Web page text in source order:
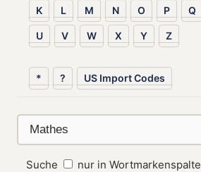
K L M N O P Q
U V W X Y Z
* ? US Import Codes
Suche nur in Wortmarkenspalte